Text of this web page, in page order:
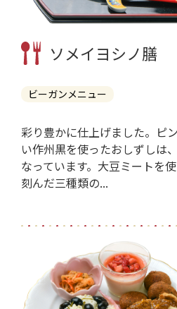
ソメイヨシノ膳
ビーガンメニュー
彩り豊かに仕上げました。ピ
い作州黒を使ったおしずしは
なっています。大豆ミートを
刻んだ三種類の...